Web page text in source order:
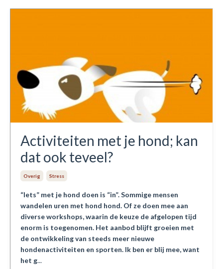
Activiteiten met je hond; kan
dat ook teveel?
Overig Stress
“Iets” met je hond doen is “in”. Sommige mensen
wandelen uren met hond hond. Of ze doen mee aan
diverse workshops, waarin de keuze de afgelopen tijd
enorm is toegenomen. Het aanbod blijft groeien met
de ontwikkeling van steeds meer nieuwe
hondenactiviteiten en sporten. Ik ben er blij mee, want
het g...